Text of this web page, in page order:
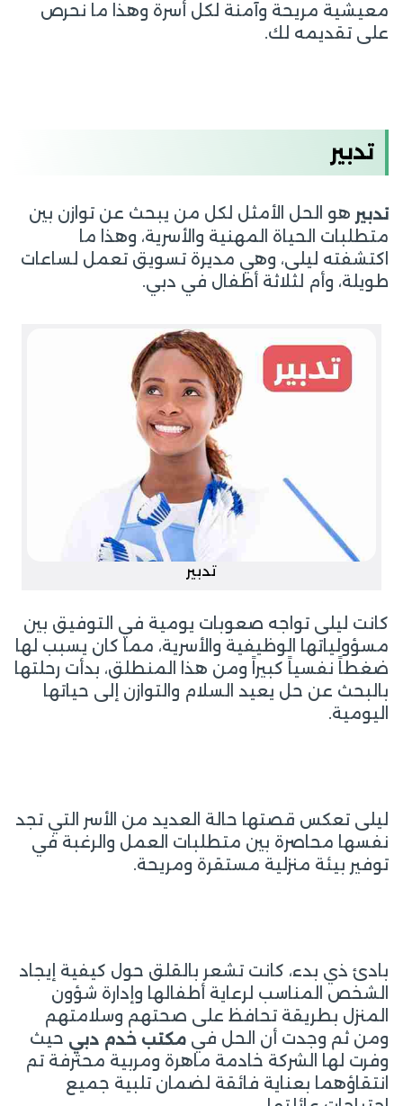
معيشية مريحة وآمنة لكل أسرة وهذا ما نحرص
على تقديمه لك.
تدبير
تدبير هو الحل الأمثل لكل من يبحث عن توازن بين
متطلبات الحياة المهنية والأسرية، وهذا ما
اكتشفته ليلى، وهي مديرة تسويق تعمل لساعات
طويلة، وأم لثلاثة أطفال في دبي.
تدبير
كانت ليلى تواجه صعوبات يومية في التوفيق بين
مسؤولياتها الوظيفية والأسرية، مما كان يسبب لها
ضغطاً نفسياً كبيراً ومن هذا المنطلق، بدأت رحلتها
بالبحث عن حل يعيد السلام والتوازن إلى حياتها
اليومية.
ليلى تعكس قصتها حالة العديد من الأسر التي تجد
نفسها محاصرة بين متطلبات العمل والرغبة في
توفير بيئة منزلية مستقرة ومريحة.
بادئ ذي بدء، كانت تشعر بالقلق حول كيفية إيجاد
الشخص المناسب لرعاية أطفالها وإدارة شؤون
المنزل بطريقة تحافظ على صحتهم وسلامتهم
ومن ثم وجدت أن الحل في مكتب خدم دبي حيث
وفرت لها الشركة خادمة ماهرة ومربية محترفة تم
انتقاؤهما بعناية فائقة لضمان تلبية جميع